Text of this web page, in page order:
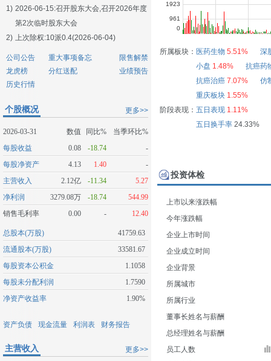
1) 2026-06-15:召开股东大会,召开2026年度
第2次临时股东大会
2) 上次除权:10派0.4(2026-06-04)
公司公告 重大事项备忘
限售解禁
龙虎榜
分红送配
业绩预告
历史行情
更多>>
个股概况
2026-03-31 数值 同比%
当季环比%
每股收益
0.08 -18.74
-
每股净资产
4.13 1.40
-
主营收入
2.12亿 -11.34
5.27
净利润
3279.08万 -18.74
544.99
销售毛利率
0.00 - 12.40
总股本(万股)
41759.63
流通股本(万股)
33581.67
每股资本公积金
1.1058
每股未分配利润
1.7590
净资产收益率
1.90%
资产负债 现金流量 利润表 财务报告
更多>>
主营收入
所属板块： 医药生物 5.51%
深
小盘 1.48%
抗癌药
抗癌治癌 7.07%
仿
重庆板块 1.55%
阶段表现： 五日表现 1.11%
五日换手率24.33%
投资体检
上市以来涨跌幅
今年涨跌幅
企业上市时间
企业成立时间
企业背景
所属城市
所属行业
董事长姓名与薪酬
总经理姓名与薪酬
员工人数